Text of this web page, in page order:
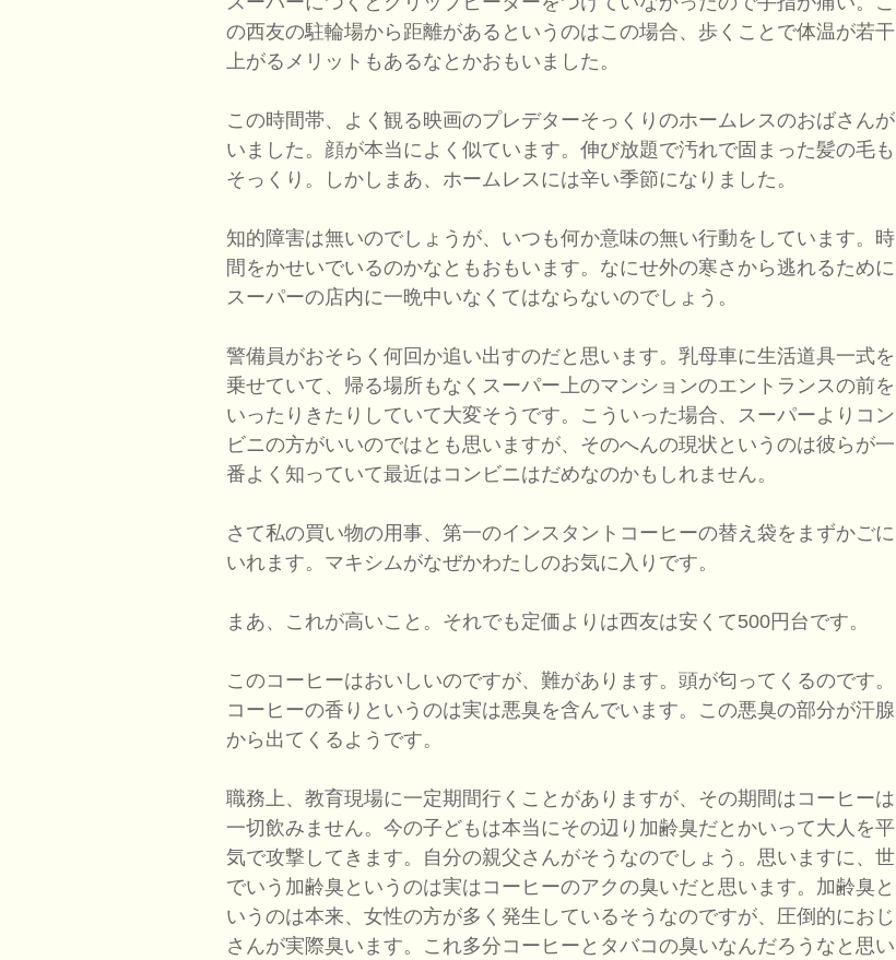
の西友の駐輪場から距離があるというのはこの場合、歩くことで体温が若干
上がるメリットもあるなとかおもいました。
この時間帯、よく観る映画のプレデターそっくりのホームレスのおばさんが
いました。顔が本当によく似ています。伸び放題で汚れで固まった髪の毛も
そっくり。しかしまあ、ホームレスには辛い季節になりました。
知的障害は無いのでしょうが、いつも何か意味の無い行動をしています。時
間をかせいでいるのかなともおもいます。なにせ外の寒さから逃れるために
スーパーの店内に一晩中いなくてはならないのでしょう。
警備員がおそらく何回か追い出すのだと思います。乳母車に生活道具一式を
乗せていて、帰る場所もなくスーパー上のマンションのエントランスの前を
いったりきたりしていて大変そうです。こういった場合、スーパーよりコン
ビニの方がいいのではとも思いますが、そのへんの現状というのは彼らが一
番よく知っていて最近はコンビニはだめなのかもしれません。
さて私の買い物の用事、第一のインスタントコーヒーの替え袋をまずかごに
いれます。マキシムがなぜかわたしのお気に入りです。
まあ、これが高いこと。それでも定価よりは西友は安くて500円台です。
このコーヒーはおいしいのですが、難があります。頭が匂ってくるのです。
コーヒーの香りというのは実は悪臭を含んでいます。この悪臭の部分が汗腺
から出てくるようです。
職務上、教育現場に一定期間行くことがありますが、その期間はコーヒーは
一切飲みません。今の子どもは本当にその辺り加齢臭だとかいって大人を平
気で攻撃してきます。自分の親父さんがそうなのでしょう。思いますに、世
でいう加齢臭というのは実はコーヒーのアクの臭いだと思います。加齢臭と
いうのは本来、女性の方が多く発生しているそうなのですが、圧倒的におじ
さんが実際臭います。これ多分コーヒーとタバコの臭いなんだろうなと思い